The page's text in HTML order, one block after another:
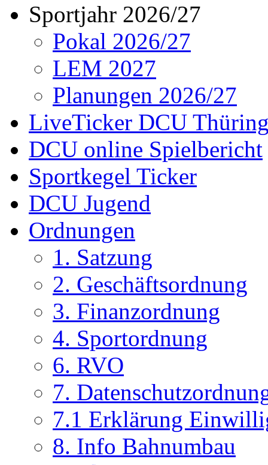
Sportjahr 2026/27
Pokal 2026/27
LEM 2027
Planungen 2026/27
LiveTicker DCU
DCU online Spielbericht
Sportkegel Ticker
DCU Jugend
Ordnungen
1. Satzung
2. Geschäftsordnung
3. Finanzordnung
4. Sportordnung
6. RVO
7.
7.1 Erklärung
8. Info Bahnumbau